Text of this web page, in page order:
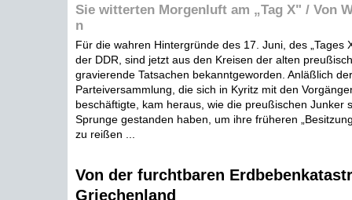
Sie witterten Morgenluft am „Tag X" / Von
n
Für die wahren Hintergründe des 17. Juni, des „Tages
der DDR, sind jetzt aus den Kreisen der alten
gravierende Tatsachen bekanntgeworden. Anläßlich
Parteiversammlung, die sich in Kyritz mit den
beschäftigte, kam heraus, wie die preußischen Junker
Sprunge gestanden haben, um ihre früheren
zu reißen ...
Von der furchtbaren
Griechenland